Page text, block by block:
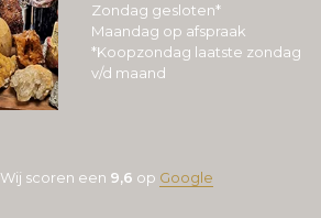
Zondag gesloten*
Maandag op afspraak
*Koopzondag laatste zondag
v/d maand
Wij scoren een 9,6 op Google